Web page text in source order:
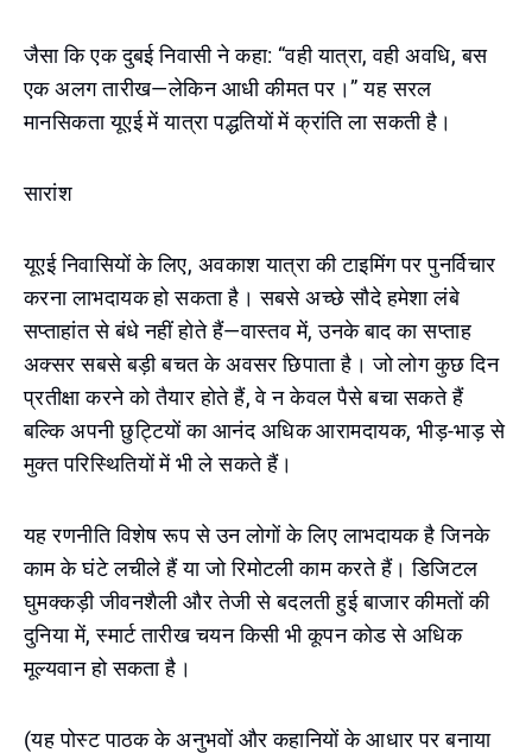
जैसा कि एक दुबई निवासी ने कहा: “वही यात्रा, वही अवधि, बस
एक अलग तारीख—लेकिन आधी कीमत पर।” यह सरल
मानसिकता यूएई में यात्रा पद्धतियों में क्रांति ला सकती है।
सारांश
यूएई निवासियों के लिए, अवकाश यात्रा की टाइमिंग पर पुनर्विचार
करना लाभदायक हो सकता है। सबसे अच्छे सौदे हमेशा लंबे
सप्ताहांत से बंधे नहीं होते हैं—वास्तव में, उनके बाद का सप्ताह
अक्सर सबसे बड़ी बचत के अवसर छिपाता है। जो लोग कुछ दिन
प्रतीक्षा करने को तैयार होते हैं, वे न केवल पैसे बचा सकते हैं
बल्कि अपनी छुट्टियों का आनंद अधिक आरामदायक, भीड़-भाड़ से
मुक्त परिस्थितियों में भी ले सकते हैं।
यह रणनीति विशेष रूप से उन लोगों के लिए लाभदायक है जिनके
काम के घंटे लचीले हैं या जो रिमोटली काम करते हैं। डिजिटल
घुमक्कड़ी जीवनशैली और तेजी से बदलती हुई बाजार कीमतों की
दुनिया में, स्मार्ट तारीख चयन किसी भी कूपन कोड से अधिक
मूल्यवान हो सकता है।
(यह पोस्ट पाठक के अनुभवों और कहानियों के आधार पर बनाया